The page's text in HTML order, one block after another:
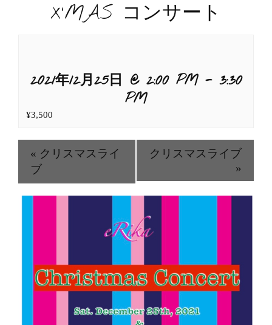
X’MAS コンサート
2021年12月25日 @ 2:00 PM- 3:30
PM
¥3,500
« クリスマスライ
ブ
クリスマスライブ
»